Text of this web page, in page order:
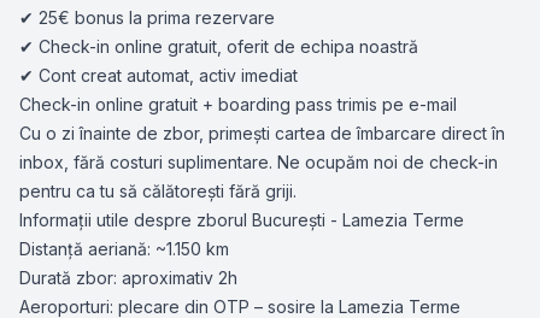
✔ 25€ bonus la prima rezervare
✔ Check-in online gratuit, oferit de echipa noastră
✔ Cont creat automat, activ imediat
Check-in online gratuit + boarding pass trimis pe e-mail
Cu o zi înainte de zbor, primești cartea de îmbarcare direct în
inbox, fără costuri suplimentare. Ne ocupăm noi de check-in
pentru ca tu să călătorești fără griji.
Informații utile despre zborul București - Lamezia Terme
Distanță aeriană: ~1.150 km
Durată zbor: aproximativ 2h
Aeroporturi: plecare din OTP – sosire la Lamezia Terme